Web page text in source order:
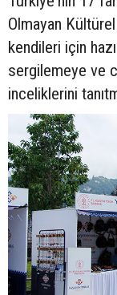
Olmayan Kültürel
kendileri için
sergilemeye ve
inceliklerini